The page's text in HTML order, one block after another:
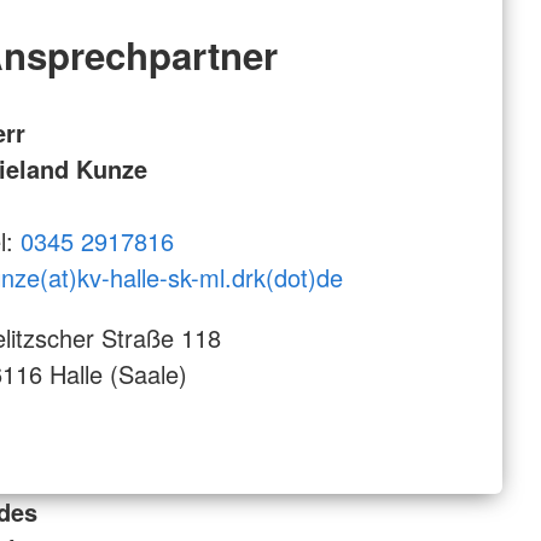
Kunze
0345 2917816
halle-sk-ml.drk(dot)de
Straße 118
Halle (Saale)